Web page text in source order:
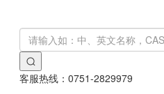
客服热线： 0751-2829979